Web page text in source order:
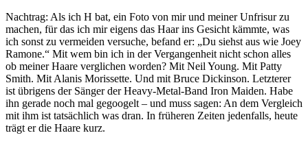
Nachtrag: Als ich H bat, ein Foto von mir und meiner Unfrisur zu
machen, für das ich mir eigens das Haar ins Gesicht kämmte, was
ich sonst zu vermeiden versuche, befand er: „Du siehst aus wie Joey
Ramone.“ Mit wem bin ich in der Vergangenheit nicht schon alles
ob meiner Haare verglichen worden? Mit Neil Young. Mit Patty
Smith. Mit Alanis Morissette. Und mit Bruce Dickinson. Letzterer
ist übrigens der Sänger der Heavy-Metal-Band Iron Maiden. Habe
ihn gerade noch mal gegoogelt – und muss sagen: An dem Vergleich
mit ihm ist tatsächlich was dran. In früheren Zeiten jedenfalls, heute
trägt er die Haare kurz.